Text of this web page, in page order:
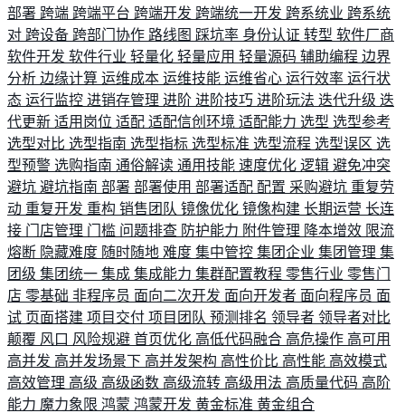
部署 跨端 跨端平台 跨端开发 跨端统一开发 跨系统业 跨系统
对 跨设备 跨部门协作 路线图 踩坑率 身份认证 转型 软件厂商
软件开发 软件行业 轻量化 轻量应用 轻量源码 辅助编程 边界
分析 边缘计算 运维成本 运维技能 运维省心 运行效率 运行状
态 运行监控 进销存管理 进阶 进阶技巧 进阶玩法 迭代升级 迭
代更新 适用岗位 适配 适配信创环境 适配能力 选型 选型参考
选型对比 选型指南 选型指标 选型标准 选型流程 选型误区 选
型预警 选购指南 通俗解读 通用技能 速度优化 逻辑 避免冲突
避坑 避坑指南 部署 部署使用 部署适配 配置 采购避坑 重复劳
动 重复开发 重构 销售团队 镜像优化 镜像构建 长期运营 长连
接 门店管理 门槛 问题排查 防护能力 附件管理 降本增效 限流
熔断 隐藏难度 随时随地 难度 集中管控 集团企业 集团管理 集
团级 集团统一 集成 集成能力 集群配置教程 零售行业 零售门
店 零基础 非程序员 面向二次开发 面向开发者 面向程序员 面
试 页面搭建 项目交付 项目团队 预测排名 领导者 领导者对比
颠覆 风口 风险规避 首页优化 高低代码融合 高危操作 高可用
高并发 高并发场景下 高并发架构 高性价比 高性能 高效模式
高效管理 高级 高级函数 高级流转 高级用法 高质量代码 高阶
能力 魔力象限 鸿蒙 鸿蒙开发 黄金标准 黄金组合